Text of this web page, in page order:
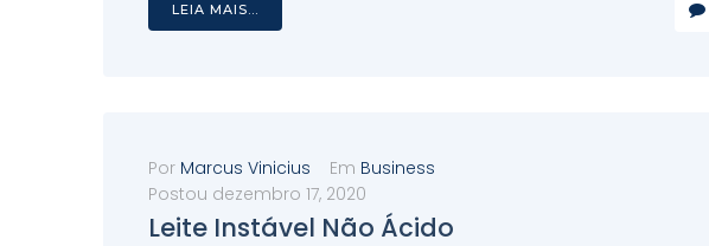
LEIA MAIS...
Por Marcus Vinicius Em Business
Postou dezembro 17, 2020
Leite Instável Não Ácido